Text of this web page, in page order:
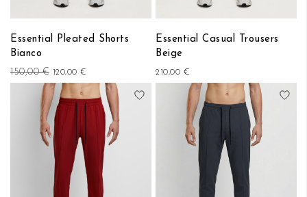
Essential Pleated Shorts
Bianco
150,00 € 120,00 €
Essential Casual Trousers
Beige
210,00 €
Aggiungi alla lista desideri